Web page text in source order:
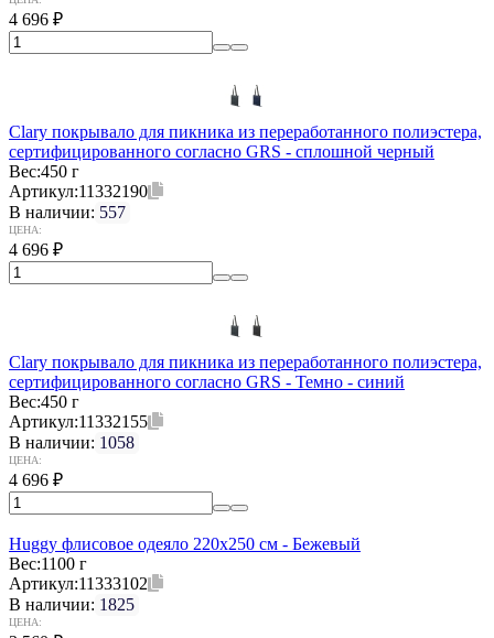
4 696 ₽
Clary покрывало для пикника из переработанного полиэстера,
сертифицированного согласно GRS - сплошной черный
Вес:450 г
Артикул:11332190
В наличии: 557
ЦЕНА:
4 696 ₽
Clary покрывало для пикника из переработанного полиэстера,
сертифицированного согласно GRS - Темно - синий
Вес:450 г
Артикул:11332155
В наличии: 1058
ЦЕНА:
4 696 ₽
Huggy флисовое одеяло 220x250 см - Бежевый
Вес:1100 г
Артикул:11333102
В наличии: 1825
ЦЕНА: